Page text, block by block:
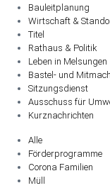
Bauleitplanung
Wirtschaft &
Titel
Rathaus & Politik
Leben in Melsungen
Bastel- und
Sitzungsdienst
Ausschuss für
Kurznachrichten
Alle
Förderprogramme
Corona Familien
Müll